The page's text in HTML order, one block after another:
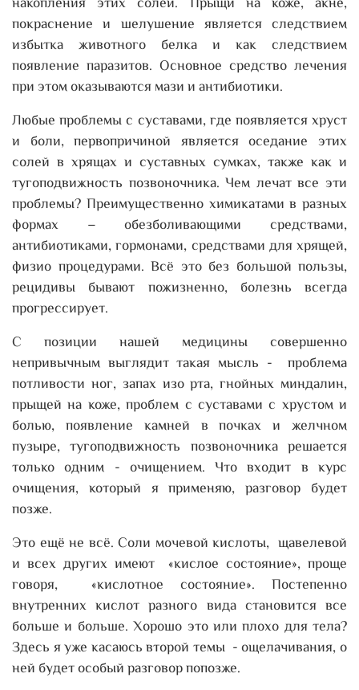
покраснение и шелушение является следствием
избытка животного белка и как следствием
появление паразитов. Основное средство лечения
при этом оказываются мази и антибиотики.
Любые проблемы с суставами, где появляется хруст
и боли, первопричиной является оседание этих
солей в хрящах и суставных сумках, также как и
тугоподвижность позвоночника. Чем лечат все эти
проблемы? Преимущественно химикатами в разных
формах – обезболивающими средствами,
антибиотиками, гормонами, средствами для хрящей,
физио процедурами. Всё это без большой пользы,
рецидивы бывают пожизненно, болезнь всегда
прогрессирует.
С позиции нашей медицины совершенно
непривычным выглядит такая мысль - проблема
потливости ног, запах изо рта, гнойных миндалин,
прыщей на коже, проблем с суставами с хрустом и
болью, появление камней в почках и желчном
пузыре, тугоподвижность позвоночника решается
только одним - очищением. Что входит в курс
очищения, который я применяю, разговор будет
позже.
Это ещё не всё. Соли мочевой кислоты, щавелевой
и всех других имеют «кислое состояние», проще
говоря, «кислотное состояние». Постепенно
внутренних кислот разного вида становится все
больше и больше. Хорошо это или плохо для тела?
Здесь я уже касаюсь второй темы - ощелачивания, о
ней будет особый разговор попозже.